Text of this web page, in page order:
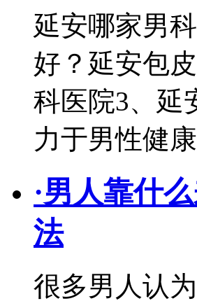
延安哪家男
好？延安包
科医院3、延
力于男性健
·男人靠什
法
很多男人认